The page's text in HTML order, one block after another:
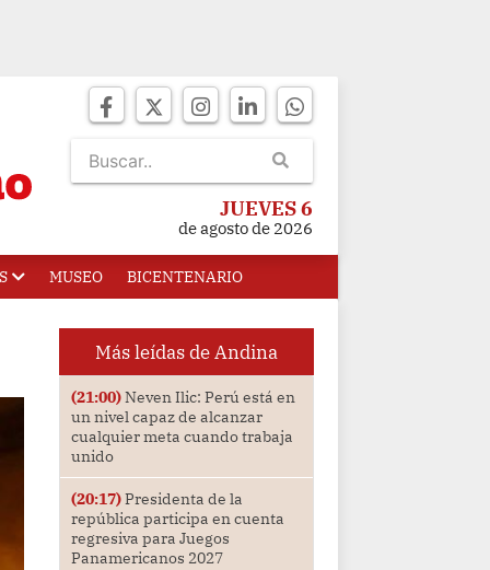
JUEVES 6
de agosto de 2026
MUSEO BICENTENARIO
Más leídas de Andina
(21:00)Neven Ilic: Perú está en
un nivel capaz de alcanzar
cualquier meta cuando trabaja
unido
(20:17)Presidenta de la
república participa en cuenta
regresiva para Juegos
Panamericanos 2027